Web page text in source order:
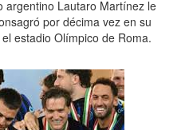
argentino Lautaro Martínez le
por décima vez en su
estadio Olímpico de Roma.